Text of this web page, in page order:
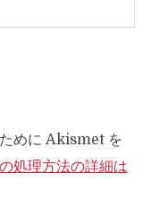
めに Akismet を
処理方法の詳細は